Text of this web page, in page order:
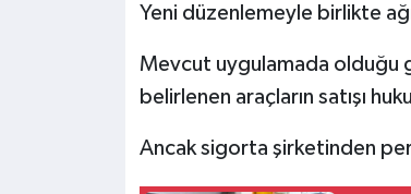
Yeni düzenlemeyle birlikte
Mevcut uygulamada olduğu
belirlenen araçların satışı
Ancak sigorta şirketinden